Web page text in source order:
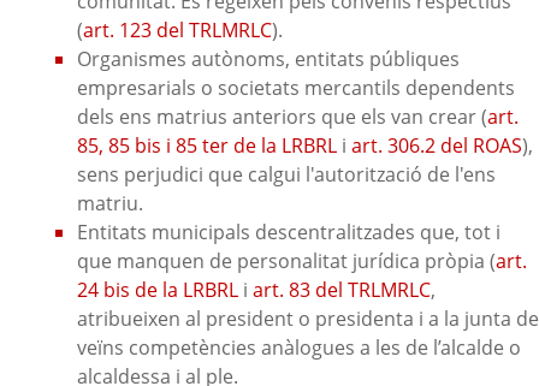
(art. 123 del TRLMRLC).
Organismes autònoms, entitats públiques
empresarials o societats mercantils dependents
dels ens matrius anteriors que els van crear (art.
85, 85 bis i 85 ter de la LRBRL i art. 306.2 del ROAS),
sens perjudici que calgui l'autorització de l'ens
matriu.
Entitats municipals descentralitzades que, tot i
que manquen de personalitat jurídica pròpia (art.
24 bis de la LRBRL i art. 83 del TRLMRLC,
atribueixen al president o presidenta i a la junta de
veïns competències anàlogues a les de l’alcalde o
alcaldessa i al ple.